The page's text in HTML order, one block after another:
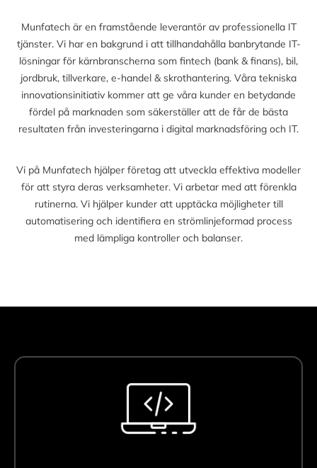
Munfatech är en framstående leverantör av professionella IT
tjänster. Vi har en bakgrund i att tillhandahålla banbrytande IT-
lösningar för kärnbranscherna som fintech (bank & finans), bil,
jordbruk, tillverkare, e-handel & skrothantering. Våra tekniska
innovationsinitiativ kommer att ge våra kunder en betydande
fördel på marknaden som säkerställer att de får de bästa
resultaten från investeringarna i digital marknadsföring och IT.
Vi på Munfatech hjälper företag att utveckla effektiva modeller
för att styra deras verksamheter. Vi arbetar med att förenkla
rutinerna. Vi hjälper kunder att upptäcka möjligheter till
automatisering och identifiera en strömlinjeformad process
med lämpliga kontroller och balanser.